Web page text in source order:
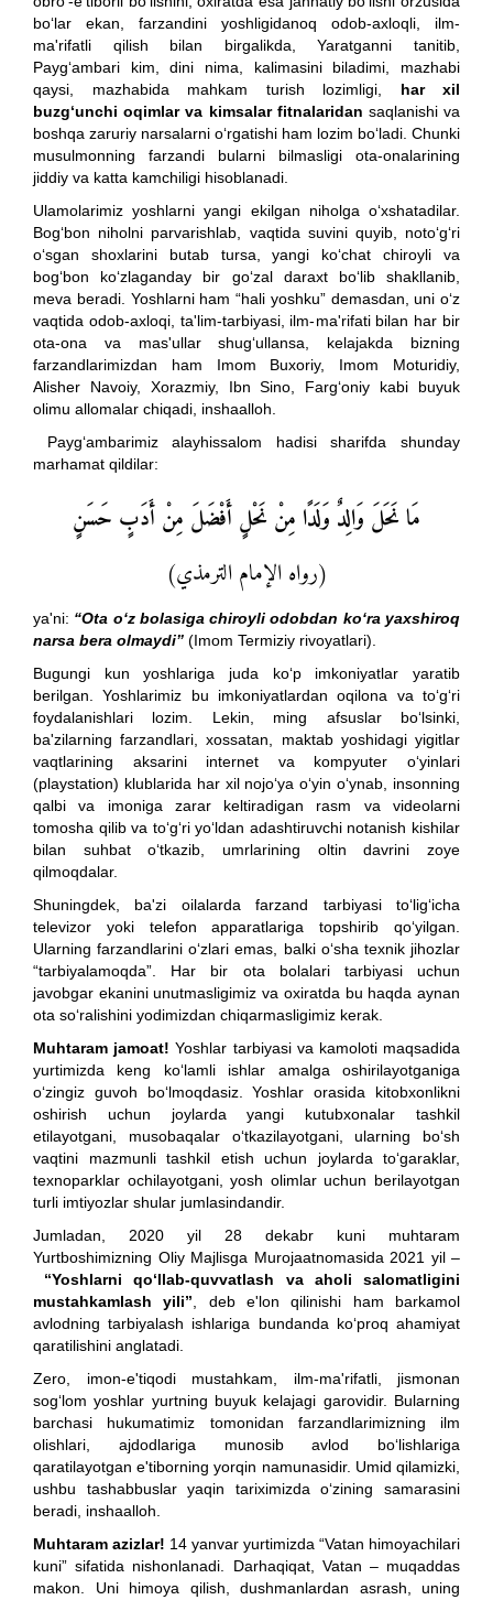
bo‘lar ekan, farzandini yoshligidanoq odob-axloqli, ilm-
ma'rifatli qilish bilan birgalikda, Yaratganni tanitib,
Payg‘ambari kim, dini nima, kalimasini biladimi, mazhabi
qaysi, mazhabida mahkam turish lozimligi,
har xil
buzg‘unchi oqimlar va kimsalar fitnalaridan saqlanishi va
boshqa zaruriy narsalarni o‘rgatishi ham lozim bo‘ladi. Chunki
musulmonning farzandi bularni bilmasligi ota-onalarining
jiddiy va katta kamchiligi hisoblanadi.
Ulamolarimiz yoshlarni yangi ekilgan niholga o‘xshatadilar.
Bog‘bon niholni parvarishlab, vaqtida suvini quyib, noto‘g‘ri
o‘sgan shoxlarini butab tursa, yangi ko‘chat chiroyli va
bog‘bon ko‘zlaganday bir go‘zal daraxt bo‘lib shakllanib,
meva beradi. Yoshlarni ham “hali yoshku” demasdan, uni o‘z
vaqtida odob-axloqi, ta'lim-tarbiyasi, ilm-ma'rifati bilan har bir
ota-ona va mas'ullar shug‘ullansa, kelajakda bizning
farzandlarimizdan ham Imom Buxoriy, Imom Moturidiy,
Alisher Navoiy, Xorazmiy, Ibn Sino, Farg‘oniy kabi buyuk
olimu allomalar chiqadi, inshaalloh.
Payg‘ambarimiz alayhissalom hadisi sharifda shunday
marhamat qildilar:
مَا نَحَلَ وَالِدٌ وَلَدًا مِنْ نَحْلٍ أَفْضَلَ مِنْ أَدَبٍ حَسَنٍ
(رواه الإمام الترمذي)
ya'ni: “Ota o‘z bolasiga chiroyli odobdan ko‘ra yaxshiroq
narsa bera olmaydi” (Imom Termiziy rivoyatlari).
Bugungi kun yoshlariga juda ko‘p imkoniyatlar yaratib
berilgan. Yoshlarimiz bu imkoniyatlardan oqilona va to‘g‘ri
foydalanishlari lozim. Lekin, ming afsuslar bo‘lsinki,
ba'zilarning farzandlari, xossatan, maktab yoshidagi yigitlar
vaqtlarining aksarini internet va kompyuter o‘yinlari
(playstation) klublarida har xil nojo‘ya o‘yin o‘ynab, insonning
qalbi va imoniga zarar keltiradigan rasm va videolarni
tomosha qilib va to‘g‘ri yo‘ldan adashtiruvchi notanish kishilar
bilan suhbat o‘tkazib, umrlarining oltin davrini zoye
qilmoqdalar.
Shuningdek, ba'zi oilalarda farzand tarbiyasi to‘lig‘icha
televizor yoki telefon apparatlariga topshirib qo‘yilgan.
Ularning farzandlarini o‘zlari emas, balki o‘sha texnik jihozlar
“tarbiyalamoqda”. Har bir ota bolalari tarbiyasi uchun
javobgar ekanini unutmasligimiz va oxiratda bu haqda aynan
ota so‘ralishini yodimizdan chiqarmasligimiz kerak.
Muhtaram jamoat! Yoshlar tarbiyasi va kamoloti maqsadida
yurtimizda keng ko‘lamli ishlar amalga oshirilayotganiga
o‘zingiz guvoh bo‘lmoqdasiz. Yoshlar orasida kitobxonlikni
oshirish uchun joylarda yangi kutubxonalar tashkil
etilayotgani, musobaqalar o‘tkazilayotgani, ularning bo‘sh
vaqtini mazmunli tashkil etish uchun joylarda to‘garaklar,
texnoparklar ochilayotgani, yosh olimlar uchun berilayotgan
turli imtiyozlar shular jumlasindandir.
Jumladan, 2020 yil 28 dekabr kuni muhtaram
Yurtboshimizning Oliy Majlisga Murojaatnomasida 2021 yil –
“Yoshlarni qo‘llab-quvvatlash va aholi salomatligini
mustahkamlash yili” , deb e'lon qilinishi ham barkamol
avlodning tarbiyalash ishlariga bundanda ko‘proq ahamiyat
qaratilishini anglatadi.
Zero, imon-e'tiqodi mustahkam, ilm-ma'rifatli, jismonan
sog‘lom yoshlar yurtning buyuk kelajagi garovidir. Bularning
barchasi hukumatimiz tomonidan farzandlarimizning ilm
olishlari, ajdodlariga munosib avlod bo‘lishlariga
qaratilayotgan e'tiborning yorqin namunasidir. Umid qilamizki,
ushbu tashabbuslar yaqin tariximizda o‘zining samarasini
beradi, inshaalloh.
Muhtaram azizlar! 14 yanvar yurtimizda “Vatan himoyachilari
kuni” sifatida nishonlanadi. Darhaqiqat, Vatan – muqaddas
makon. Uni himoya qilish, dushmanlardan asrash, uning